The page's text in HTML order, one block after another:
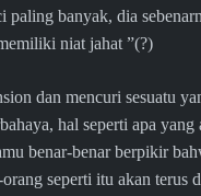
paling banyak, dia
niat jahat ”(?)
dan mencuri sesuatu
hal seperti apa
benar-benar berpikir
seperti itu akan terus